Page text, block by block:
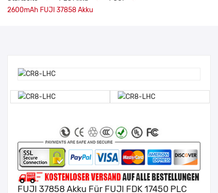
2600mAh FUJI 37858 Akku
FUJI 37858 Akku Für FUJI FDK 17450 PLC